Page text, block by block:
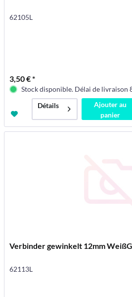
62105L
3,50 € *
Stock disponible. Délai de livraison
Détails
Ajouter au
panier
Verbinder gewinkelt 12mm
62113L